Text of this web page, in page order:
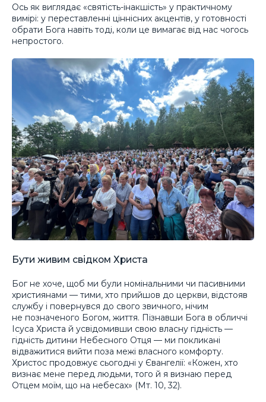
Ось як виглядає «святість-інакшість» у практичному
вимірі: у переставленні ціннісних акцентів, у готовності
обрати Бога навіть тоді, коли це вимагає від нас чогось
непростого.
Бути живим свідком Христа
Бог не хоче, щоб ми були номінальними чи пасивними
християнами — тими, хто прийшов до церкви, відстояв
службу і повернувся до свого звичного, нічим
не позначеного Богом, життя. Пізнавши Бога в обличчі
Ісуса Христа й усвідомивши свою власну гідність —
гідність дитини Небесного Отця — ми покликані
відважитися вийти поза межі власного комфорту.
Христос продовжує сьогодні у Євангелії: «Кожен, хто
визнає мене перед людьми, того й я визнаю перед
Отцем моїм, що на небесах» (Мт. 10, 32).